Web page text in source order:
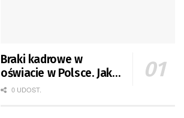
Braki kadrowe w
oświacie w Polsce. Jak
jest w Gorzowie?
0 UDOST.